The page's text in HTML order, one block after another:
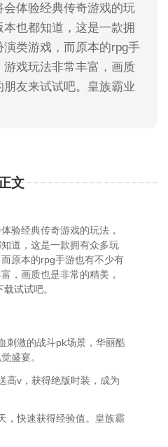
体验经典传奇游戏的玩
也都知道，这是一款拥
类游戏，而原本的rpg手
戏玩法非常丰富，画质
友来试试吧。皇族霸业
文
验经典传奇游戏的玩法，
道，这是一款拥有众多玩
原本的rpg手游也有不少有
，画质也是非常的精美，
试试吧。
刺激的战斗pk场景，华丽酷
盛宴。
高v，获得绝版时装，成为
，快速获得经验值。皇族霸